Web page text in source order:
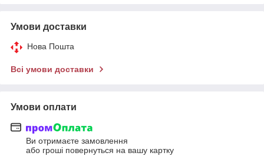
Умови доставки
Нова Пошта
Всі умови доставки
Умови оплати
Ви отримаєте замовлення
або гроші повернуться на вашу картку